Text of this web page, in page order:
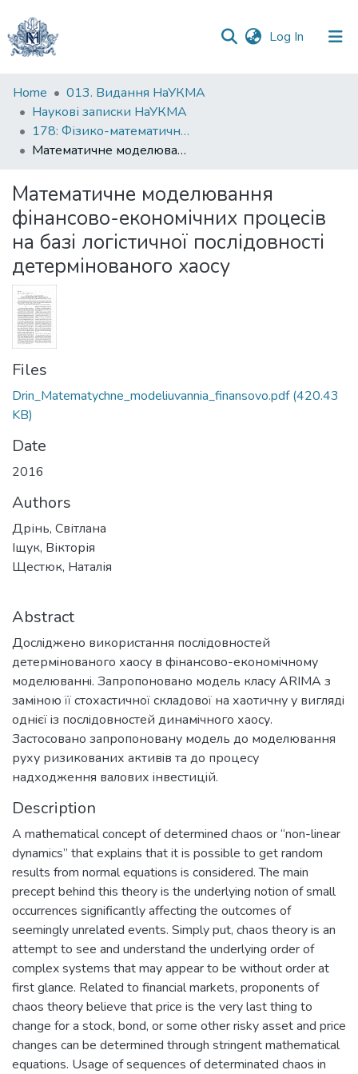
Log In (current)
Communities
&
Collections
Statistics
Home
013. Видання НаУКМА
Наукові записки НаУКМА
178: Фізико-математичні науки
Математичне моделювання фінансово-економічних процесів на базі логістичної послідовності детермінованого хаосу
Математичне моделювання
фінансово-економічних процесів
на базі логістичної послідовності
детермінованого хаосу
Files
Drin_Matematychne_modeliuvannia_finansovo.pdf(420.43
KB)
Date
2016
Authors
Дрінь, Cвітлана
Іщук, Вікторія
Щестюк, Наталія
Abstract
Дослiджено використання послiдовностей
детермiнованого хаосу в фiнансово-економiчному
моделюваннi. Запропоновано модель класу ARIMA з
замiною її стохастичної складової на хаотичну у виглядi
однiєї iз послiдовностей динамiчного хаосу.
Застосовано запропоновану модель до моделювання
руху ризикованих активiв та до процесу
надходження валових iнвестицiй.
Description
A mathematical concept of determined chaos or “non-linear
dynamics” that explains that it is possible to get random
results from normal equations is considered. The main
precept behind this theory is the underlying notion of small
occurrences significantly affecting the outcomes of
seemingly unrelated events. Simply put, chaos theory is an
attempt to see and understand the underlying order of
complex systems that may appear to be without order at
first glance. Related to financial markets, proponents of
chaos theory believe that price is the very last thing to
change for a stock, bond, or some other risky asset and price
changes can be determined through stringent mathematical
equations. Usage of sequences of determinated chaos in